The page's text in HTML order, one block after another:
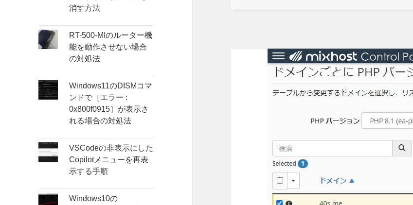
消す方法
RT-500-MIのルーター機
能を動作させない場合
の対処法
Windows11のDISMコマ
ンドで［エラー :
0x800f0915］が表示さ
れる場合の対処法
VSCodeの非表示にした
Copilotメニューを再表
示する手順
Windows10の